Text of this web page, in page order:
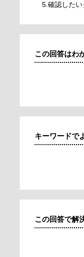
5.確認した
この回答はわ
キーワードで
この回答で解